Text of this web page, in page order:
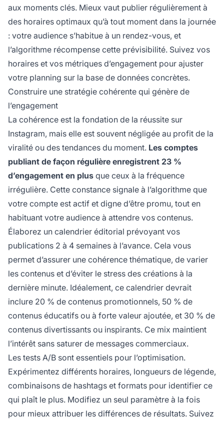
aux moments clés. Mieux vaut publier régulièrement à
des horaires optimaux qu’à tout moment dans la journée
: votre audience s’habitue à un rendez-vous, et
l’algorithme récompense cette prévisibilité. Suivez vos
horaires et vos métriques d’engagement pour ajuster
votre planning sur la base de données concrètes.
Construire une stratégie cohérente qui génère de
l’engagement
La cohérence est la fondation de la réussite sur
Instagram, mais elle est souvent négligée au profit de la
viralité ou des tendances du moment. Les comptes
publiant de façon régulière enregistrent 23 %
d’engagement en plus que ceux à la fréquence
irrégulière. Cette constance signale à l’algorithme que
votre compte est actif et digne d’être promu, tout en
habituant votre audience à attendre vos contenus.
Élaborez un calendrier éditorial prévoyant vos
publications 2 à 4 semaines à l’avance. Cela vous
permet d’assurer une cohérence thématique, de varier
les contenus et d’éviter le stress des créations à la
dernière minute. Idéalement, ce calendrier devrait
inclure 20 % de contenus promotionnels, 50 % de
contenus éducatifs ou à forte valeur ajoutée, et 30 % de
contenus divertissants ou inspirants. Ce mix maintient
l’intérêt sans saturer de messages commerciaux.
Les tests A/B sont essentiels pour l’optimisation.
Expérimentez différents horaires, longueurs de légende,
combinaisons de hashtags et formats pour identifier ce
qui plaît le plus. Modifiez un seul paramètre à la fois
pour mieux attribuer les différences de résultats. Suivez